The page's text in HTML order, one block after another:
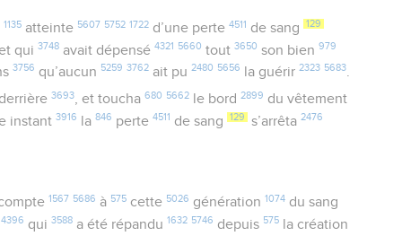
1135atteinte 5607 5752 1722d’une perte 4511 de sang 129
et qui3748 avait dépensé4321 5660 tout3650 son bien979
3756 qu’aucun 5259 3762 ait pu2480 5656 la guérir2323 5683.
3693, et toucha 680 5662le bord 2899 du vêtement
instant3916 la846 perte4511 de sang 129 s’arrêta2476
1567 5686 à 575cette 5026 génération 1074du sang
4396 qui3588 a été répandu 1632 5746 depuis 575 la création